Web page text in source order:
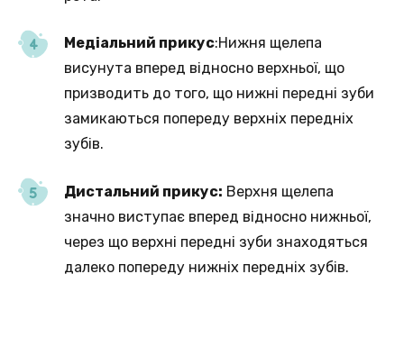
Медіальний прикус:Нижня щелепа
висунута вперед відносно верхньої, що
призводить до того, що нижні передні зуби
замикаються попереду верхніх передніх
зубів.
Дистальний прикус: Верхня щелепа
значно виступає вперед відносно нижньої,
через що верхні передні зуби знаходяться
далеко попереду нижніх передніх зубів.